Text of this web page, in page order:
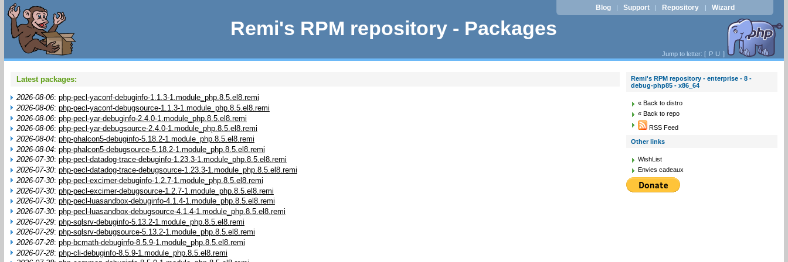
Remi's RPM repository - Packages
Blog | Support | Repository | Wizard
Jump to letter: [ P U ]
Latest packages:
2026-08-06: php-pecl-yaconf-debuginfo-1.1.3-1.module_php.8.5.el8.remi
2026-08-06: php-pecl-yaconf-debugsource-1.1.3-1.module_php.8.5.el8.remi
2026-08-06: php-pecl-yar-debuginfo-2.4.0-1.module_php.8.5.el8.remi
2026-08-06: php-pecl-yar-debugsource-2.4.0-1.module_php.8.5.el8.remi
2026-08-04: php-phalcon5-debuginfo-5.18.2-1.module_php.8.5.el8.remi
2026-08-04: php-phalcon5-debugsource-5.18.2-1.module_php.8.5.el8.remi
2026-07-30: php-pecl-datadog-trace-debuginfo-1.23.3-1.module_php.8.5.el8.remi
2026-07-30: php-pecl-datadog-trace-debugsource-1.23.3-1.module_php.8.5.el8.remi
2026-07-30: php-pecl-excimer-debuginfo-1.2.7-1.module_php.8.5.el8.remi
2026-07-30: php-pecl-excimer-debugsource-1.2.7-1.module_php.8.5.el8.remi
2026-07-30: php-pecl-luasandbox-debuginfo-4.1.4-1.module_php.8.5.el8.remi
2026-07-30: php-pecl-luasandbox-debugsource-4.1.4-1.module_php.8.5.el8.remi
2026-07-29: php-sqlsrv-debuginfo-5.13.2-1.module_php.8.5.el8.remi
2026-07-29: php-sqlsrv-debugsource-5.13.2-1.module_php.8.5.el8.remi
2026-07-28: php-bcmath-debuginfo-8.5.9-1.module_php.8.5.el8.remi
2026-07-28: php-cli-debuginfo-8.5.9-1.module_php.8.5.el8.remi
Remi's RPM repository - enterprise - 8 -
debug-php85 - x86_64
« Back to distro
« Back to repo
RSS Feed
Other links
WishList
Envies cadeaux